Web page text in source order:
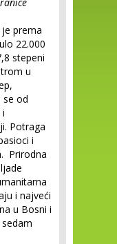
prema
22.000
stepeni
u
od
i
Potraga
i
Prirodna
i najveći
u Bosni i